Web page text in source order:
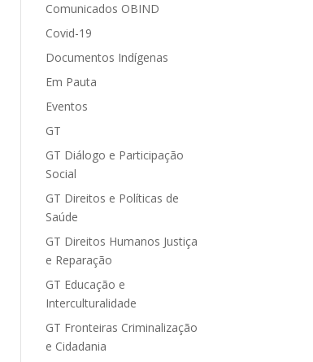
Comunicados OBIND
Covid-19
Documentos Indígenas
Em Pauta
Eventos
GT
GT Diálogo e Participação
Social
GT Direitos e Políticas de
Saúde
GT Direitos Humanos Justiça
e Reparação
GT Educação e
Interculturalidade
GT Fronteiras Criminalização
e Cidadania